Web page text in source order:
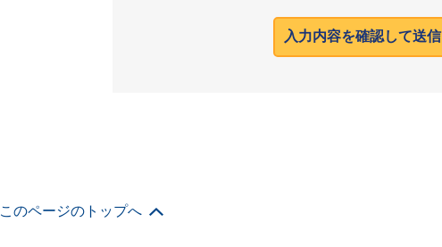
入力内容を確認して送信
このページのトップへ